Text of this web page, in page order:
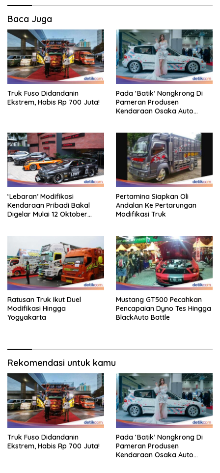
Baca Juga
Truk Fuso Didandanin
Ekstrem, Habis Rp 700 Juta!
Pada ‘Batik’ Nongkrong Di
Pameran Produsen
Kendaraan Osaka Auto
‘Lebaran’ Modifikasi
Kendaraan Pribadi Bakal
Digelar Mulai 12 Oktober
Pertamina Siapkan Oli
Andalan Ke Pertarungan
Modifikasi Truk
Ratusan Truk Ikut Duel
Modifikasi Hingga
Yogyakarta
Mustang GT500 Pecahkan
Pencapaian Dyno Tes Hingga
BlackAuto Battle
Rekomendasi untuk kamu
Truk Fuso Didandanin
Ekstrem, Habis Rp 700 Juta!
Pada ‘Batik’ Nongkrong Di
Pameran Produsen
Kendaraan Osaka Auto